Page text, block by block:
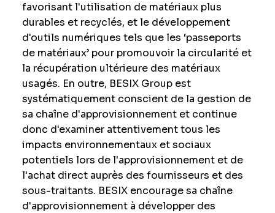
favorisant l'utilisation de matériaux plus
durables et recyclés, et le développement
d'outils numériques tels que les ‘passeports
de matériaux’ pour promouvoir la circularité et
la récupération ultérieure des matériaux
usagés. En outre, BESIX Group est
systématiquement conscient de la gestion de
sa chaîne d'approvisionnement et continue
donc d'examiner attentivement tous les
impacts environnementaux et sociaux
potentiels lors de l'approvisionnement et de
l'achat direct auprès des fournisseurs et des
sous-traitants. BESIX encourage sa chaîne
d'approvisionnement à développer des